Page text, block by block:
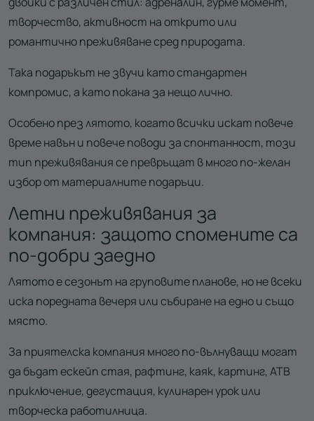
творчество, активност на открито или
романтично преживяване сред природата.
Така подаръкът не звучи като стандартен
компромис, а като покана за нещо лично.
Особено през лятото, когато всички искат повече
време навън и повече поводи за спонтанност, този
тип преживявания се превръщат в много по-желан
избор от материалните подаръци.
Летни преживявания за
компания: защото спомените са
по-добри заедно
Лятото е сезонът на груповите планове, но не всеки
иска поредната вечеря или събиране на едно и също
място.
За приятелска компания много по-вълнуващи могат
да бъдат ескейп стая, рафтинг, каяк, картинг, АТВ
приключение, дегустация, кулинарен урок или
творческа работилница.